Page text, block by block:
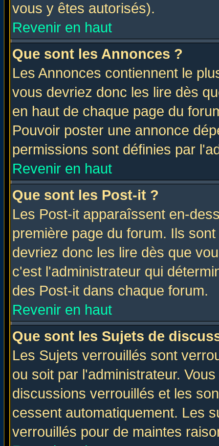
vous y êtes autorisés).
Revenir en haut
Que sont les Annonces ?
Les Annonces contiennent le
vous devriez donc les lire dès
en haut de chaque page du
Pouvoir poster une annonce
permissions sont définies par
Revenir en haut
Que sont les Post-it ?
Les Post-it apparaîssent en-
première page du forum. Ils
devriez donc les lire dès que
c'est l'administrateur qui
des Post-it dans chaque forum.
Revenir en haut
Que sont les Sujets de
Les Sujets verrouillés sont
ou soit par l'administrateur.
discussions verrouillés et les
cessent automatiquement. Les
verrouillés pour de maintes